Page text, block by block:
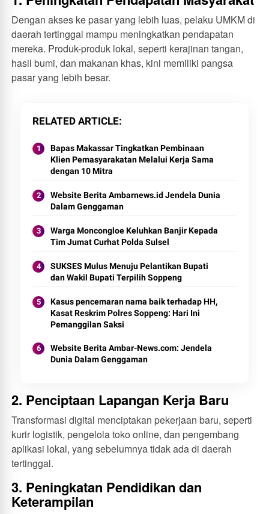
Dengan akses ke pasar yang lebih luas, pelaku UMKM di
daerah tertinggal mampu meningkatkan pendapatan
mereka. Produk-produk lokal, seperti kerajinan tangan,
hasil bumi, dan makanan khas, kini memiliki pangsa
pasar yang lebih besar.
RELATED ARTICLE
Bapas Makassar Tingkatkan Pembinaan
Klien Pemasyarakatan Melalui Kerja Sama
dengan 10 Mitra
Website Berita Ambarnews.id Jendela Dunia
Dalam Genggaman
Warga Moncongloe Keluhkan Banjir Kepada
Tim Jumat Curhat Polda Sulsel
SUKSES Mulus Menuju Pelantikan Bupati
dan Wakil Bupati Terpilih Soppeng
Kasus pencemaran nama baik terhadap HH,
Kasat Reskrim Polres Soppeng: Hari Ini
Pemanggilan Saksi
Website Berita Ambar-News.com: Jendela
Dunia Dalam Genggaman
2. Penciptaan Lapangan Kerja Baru
Transformasi digital menciptakan pekerjaan baru, seperti
kurir logistik, pengelola toko online, dan pengembang
aplikasi lokal, yang sebelumnya tidak ada di daerah
tertinggal.
3. Peningkatan Pendidikan dan
Keterampilan